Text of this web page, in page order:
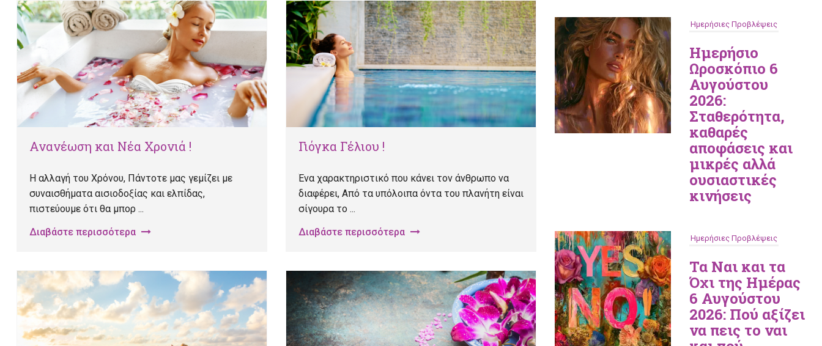
Ανανέωση και Νέα Χρονιά !
Η αλλαγή του Χρόνου, Πάντοτε μας γεμίζει με
συναισθήματα αισιοδοξίας και ελπίδας,
πιστεύουμε ότι θα μπορ ...
Διαβάστε περισσότερα
Γιόγκα Γέλιου !
Ένα χαρακτηριστικό που κάνει τον άνθρωπο να
διαφέρει, Από τα υπόλοιπα όντα του πλανήτη είναι
σίγουρα το ...
Διαβάστε περισσότερα
Ημερήσιες Προβλέψεις
Ημερήσιο
Ωροσκόπιο 6
Αυγούστου
2026:
Σταθερότητα,
καθαρές
αποφάσεις και
μικρές αλλά
ουσιαστικές
κινήσεις
Ημερήσιες Προβλέψεις
Τα Ναι και τα
Όχι της Ημέρας
6 Αυγούστου
2026: Πού αξίζει
να πεις το ναι